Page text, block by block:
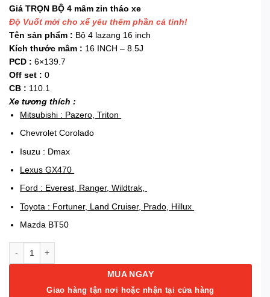
là:
11.400.000 ₫.là:
Giá TRỌN BỘ 4 mâm zin tháo xe
Độ Vuốt mới cho xế yêu thêm phần cá tính!
Tên sản phẩm : Bộ 4 lazang 16 inch
Kích thước mâm : 16 INCH – 8.5J
PCD : 6×139.7
Off set : 0
CB : 110.1
Xe tương thích :
Mitsubishi : Pazero, Triton
Chevrolet Corolado
Isuzu : Dmax
Lexus GX470
Ford : Everest, Ranger, Wildtrak,
Toyota : Fortuner, Land Cruiser, Prado, Hillux
Mazda BT50
MUA NGAY
Giao hàng tận nơi hoặc nhận tại cửa hàng